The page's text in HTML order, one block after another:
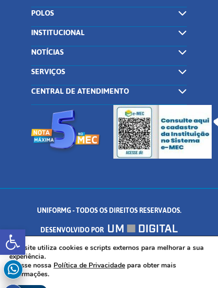
Abrir a barra de ferramentas
POLOS
INSTITUCIONAL
NOTÍCIAS
SERVIÇOS
CENTRAL DE ATENDIMENTO
UNIFORMG - TODOS OS DIREITOS RESERVADOS.
DESENVOLVIDO POR
AV. DR. ARNALDO DE SENNA, 328 - PALMEIRAS, FORMIGA/MG - CEP:
35.574.530
Este site utiliza cookies e scripts externos para melhorar a sua
experiência.
Acesse nossa Política de Privacidade para obter mais
informações.